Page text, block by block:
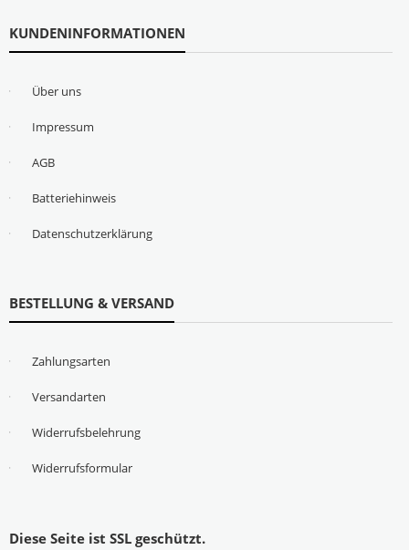
KUNDENINFORMATIONEN
Über uns
Impressum
AGB
Batteriehinweis
Datenschutzerklärung
BESTELLUNG & VERSAND
Zahlungsarten
Versandarten
Widerrufsbelehrung
Widerrufsformular
Diese Seite ist SSL geschützt.